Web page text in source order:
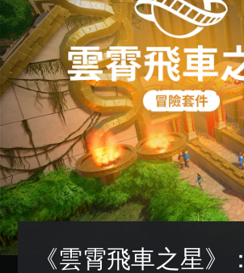
《雲霄飛車之星》